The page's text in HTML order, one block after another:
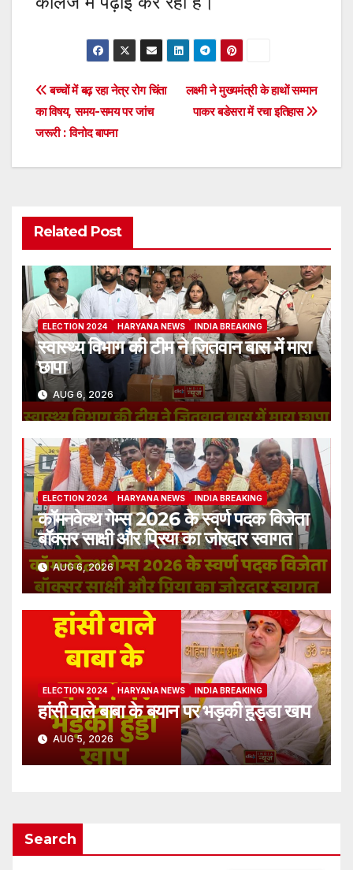
Post
navigation
लक्ष्मी ने मुख्यमंत्री के हाथों सम्मान
पाकर बडेसरा में रचा इतिहास
बच्चों में बढ़ रहा नेत्र रोग चिंता
का विषय, समय-समय पर जांच
जरूरी : विनोद बापना
Related Post
ELECTION 2024 HARYANA NEWS INDIA BREAKING
स्वास्थ्य विभाग की टीम ने जितवान बास में मारा
छापा
AUG 6, 2026
ELECTION 2024 HARYANA NEWS INDIA BREAKING
कॉमनवेल्थ गेम्स 2026 के स्वर्ण पदक विजेता
बॉक्सर साक्षी और प्रिया का जोरदार स्वागत
AUG 6, 2026
ELECTION 2024 HARYANA NEWS INDIA BREAKING
हांसी वाले बाबा के बयान पर भड़की हुड्डा खाप
AUG 5, 2026
Search